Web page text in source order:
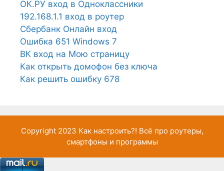
ОК.РУ вход в Одноклассники
192.168.1.1 вход в роутер
Сбербанк Онлайн вход
Ошибка 651 Windows 7
ВК вход на Мою страницу
Как открыть домофон без ключа
Как решить ошибку 678
Copyright 2023 Как настроить?! Всё про роутеры,
смартфоны и программы